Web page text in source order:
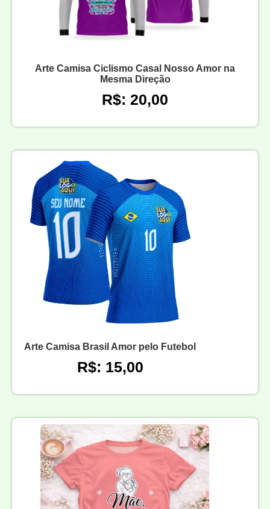
Arte Camisa Ciclismo Casal Nosso Amor na
Mesma Direção
R$: 20,00
Arte Camisa Brasil Amor pelo Futebol
R$: 15,00